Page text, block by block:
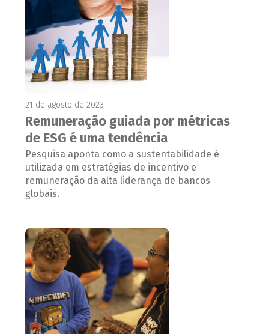
21 de agosto de 2023
Remuneração guiada por métricas
de ESG é uma tendência
Pesquisa aponta como a sustentabilidade é
utilizada em estratégias de incentivo e
remuneração da alta liderança de bancos
globais.